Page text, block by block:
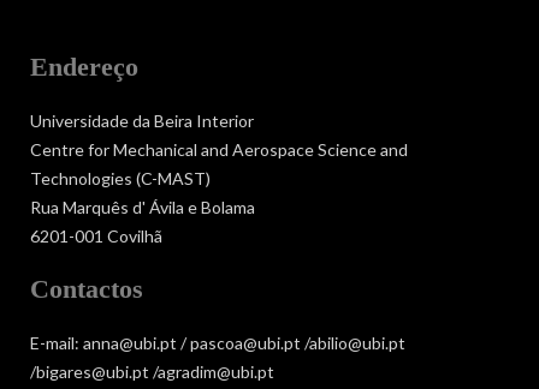
Endereço
Universidade da Beira Interior
Centre for Mechanical and Aerospace Science and
Technologies (C-MAST)
Rua Marquês d' Ávila e Bolama
6201-001 Covilhã
Contactos
E-mail: anna@ubi.pt / pascoa@ubi.pt /abilio@ubi.pt
/bigares@ubi.pt /agradim@ubi.pt